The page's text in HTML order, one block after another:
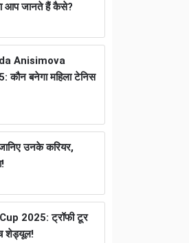
आप जानते हैं कैसे?
Anisimova
बनेगा महिला टेनिस
उनके करियर,
2025: ट्रॉफी टूर
शेड्यूल!